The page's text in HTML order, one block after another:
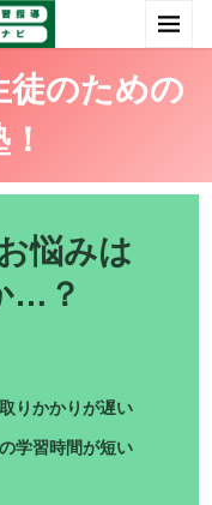
徒のための
悩みは
…？
りかかりが遅い
学習時間が短い